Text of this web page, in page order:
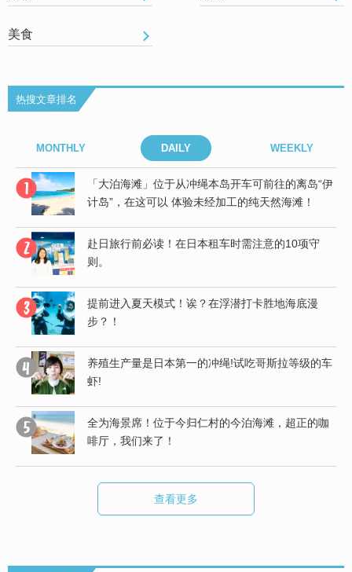
美食
热搜文章排名
MONTHLY DAILY WEEKLY
「大泊海滩」位于从冲绳本岛开车可前往的离岛“伊
计岛”，在这可以 体验未经加工的纯天然海滩！
赴日旅行前必读！在日本租车时需注意的10项守
则。
提前进入夏天模式！诶？在浮潜打卡胜地海底漫
步？！
养殖生产量是日本第一的冲绳!试吃哥斯拉等级的车
虾!
全为海景席！位于今归仁村的今泊海滩，超正的咖
啡厅，我们来了！
查看更多